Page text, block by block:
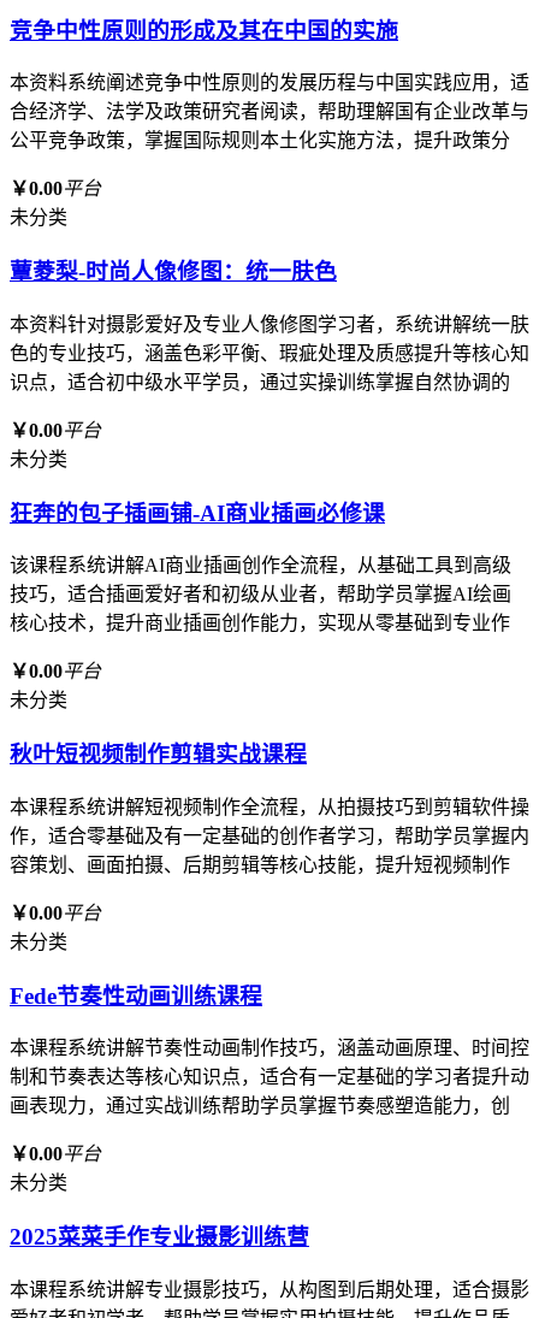
竞争中性原则的形成及其在中国的实施
本资料系统阐述竞争中性原则的发展历程与中国实践应用，适
合经济学、法学及政策研究者阅读，帮助理解国有企业改革与
公平竞争政策，掌握国际规则本土化实施方法，提升政策分
￥0.00平台
未分类
蕈菱梨-时尚人像修图：统一肤色
本资料针对摄影爱好及专业人像修图学习者，系统讲解统一肤
色的专业技巧，涵盖色彩平衡、瑕疵处理及质感提升等核心知
识点，适合初中级水平学员，通过实操训练掌握自然协调的
￥0.00平台
未分类
狂奔的包子插画铺-AI商业插画必修课
该课程系统讲解AI商业插画创作全流程，从基础工具到高级
技巧，适合插画爱好者和初级从业者，帮助学员掌握AI绘画
核心技术，提升商业插画创作能力，实现从零基础到专业作
￥0.00平台
未分类
秋叶短视频制作剪辑实战课程
本课程系统讲解短视频制作全流程，从拍摄技巧到剪辑软件操
作，适合零基础及有一定基础的创作者学习，帮助学员掌握内
容策划、画面拍摄、后期剪辑等核心技能，提升短视频制作
￥0.00平台
未分类
Fede节奏性动画训练课程
本课程系统讲解节奏性动画制作技巧，涵盖动画原理、时间控
制和节奏表达等核心知识点，适合有一定基础的学习者提升动
画表现力，通过实战训练帮助学员掌握节奏感塑造能力，创
￥0.00平台
未分类
2025菜菜手作专业摄影训练营
本课程系统讲解专业摄影技巧，从构图到后期处理，适合摄影